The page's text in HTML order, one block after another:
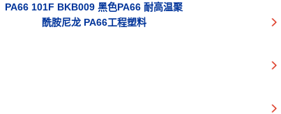
PA66 101F BKB009 黑色PA66 耐高温聚
酰胺尼龙 PA66工程塑料